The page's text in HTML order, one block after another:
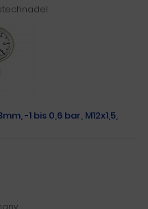
-1 bis 0,6 bar, M12x1,5,